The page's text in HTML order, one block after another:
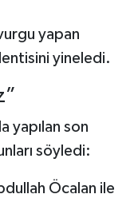
yapan
yineledi.
yapılan son
söyledi:
Öcalan ile